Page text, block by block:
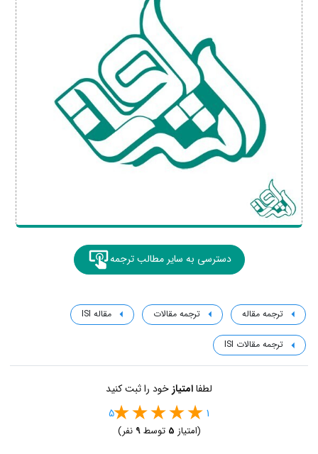
دسترسی به سایر مطالب ترجمه
ترجمه مقاله ترجمه مقالات مقاله ISI
ترجمه مقالات ISI
لطفاامتیاز خود را ثبت کنید
1
5
(امتیاز 5 توسط9 نفر)